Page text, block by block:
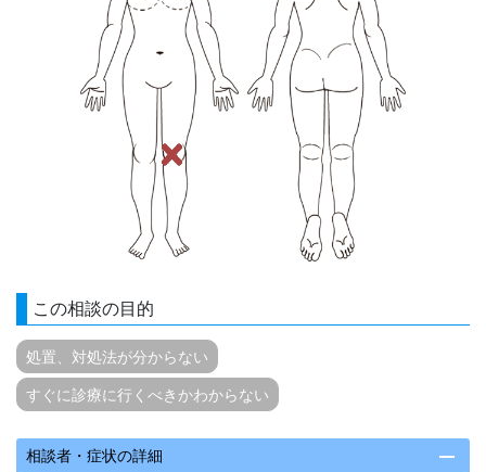
この相談の目的
処置、対処法が分からない
すぐに診療に行くべきかわからない
相談者・症状の詳細 remove